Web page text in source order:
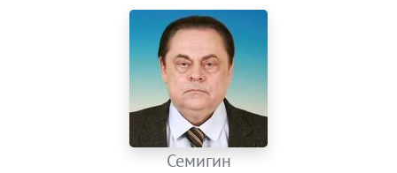
Семигин